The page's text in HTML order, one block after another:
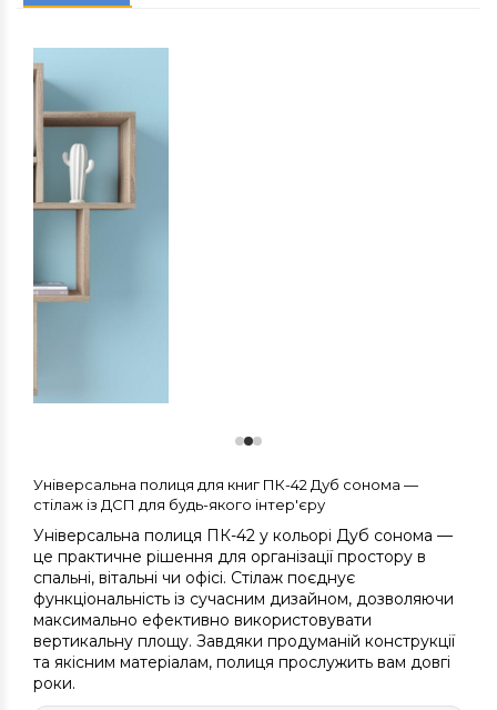
Універсальна полиця для книг ПК-42 Дуб сонома —
стілаж із ДСП для будь-якого інтер'єру
Універсальна полиця ПК-42 у кольорі Дуб сонома —
це практичне рішення для організації простору в
спальні, вітальні чи офісі. Стілаж поєднує
функціональність із сучасним дизайном, дозволяючи
максимально ефективно використовувати
вертикальну площу. Завдяки продуманій конструкції
та якісним матеріалам, полиця прослужить вам довгі
роки.